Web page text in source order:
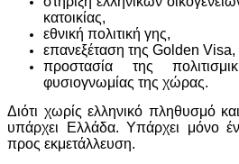
κατοικίας,
εθνική πολιτική γης,
επανεξέταση της Golden Visa,
προστασία της
φυσιογνωμίας της χώρας.
Διότι χωρίς ελληνικό πληθυσμό
υπάρχει Ελλάδα. Υπάρχει μόνο
προς εκμετάλλευση.